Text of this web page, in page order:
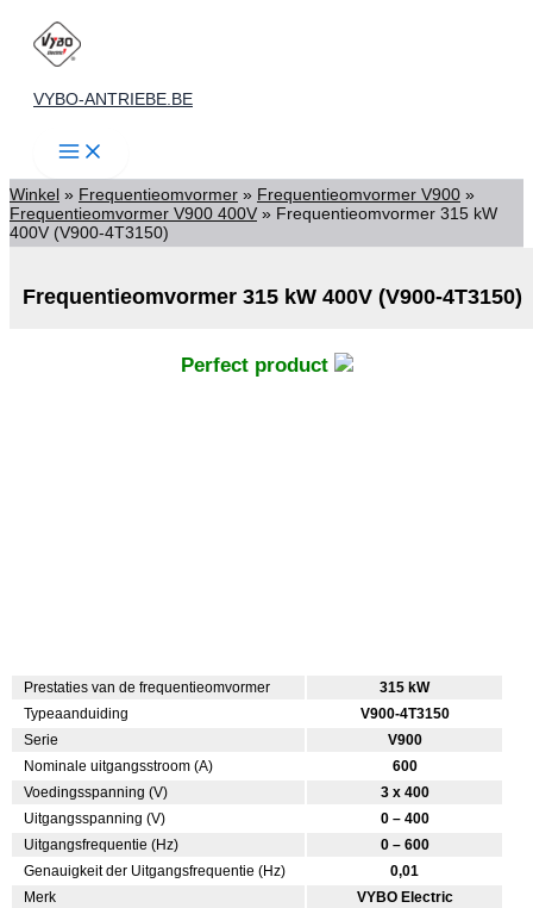
Spring
naar
VYBO-ANTRIEBE.BE
Winkel » Frequentieomvormer » Frequentieomvormer V900 »
Frequentieomvormer V900 400V » Frequentieomvormer 315 kW
400V (V900-4T3150)
Frequentieomvormer 315 kW 400V (V900-4T3150)
Perfect product
Prestaties van de frequentieomvormer
315 kW
Typeaanduiding
V900-4T3150
Serie
V900
Nominale uitgangsstroom (A)
600
Voedingsspanning (V)
3 x 400
Uitgangsspanning (V)
0 – 400
Uitgangsfrequentie (Hz)
0 – 600
Genauigkeit der Uitgangsfrequentie (Hz)
0,01
Merk
VYBO Electric